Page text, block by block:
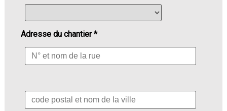
Adresse du chantier *